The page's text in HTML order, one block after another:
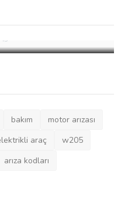
Sedan gitti, yerini
bakım
motor arızası
araç
w205
arıza kodları